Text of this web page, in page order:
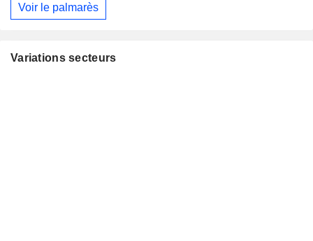
Voir le palmarès
Variations secteurs